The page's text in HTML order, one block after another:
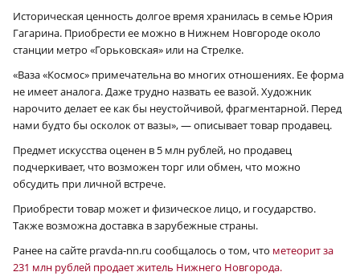
Историческая ценность долгое время хранилась в семье Юрия
Гагарина. Приобрести ее можно в Нижнем Новгороде около
станции метро «Горьковская» или на Стрелке.
«Ваза «Космос» примечательна во многих отношениях. Ее форма
не имеет аналога. Даже трудно назвать ее вазой. Художник
нарочито делает ее как бы неустойчивой, фрагментарной. Перед
нами будто бы осколок от вазы», — описывает товар продавец.
Предмет искусства оценен в 5 млн рублей, но продавец
подчеркивает, что возможен торг или обмен, что можно
обсудить при личной встрече.
Приобрести товар может и физическое лицо, и государство.
Также возможна доставка в зарубежные страны.
Ранее на сайте pravda-nn.ru сообщалось о том, что метеорит за
231 млн рублей продает житель Нижнего Новгорода.